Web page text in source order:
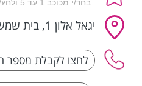
יגאל אלון 1, בית שמש